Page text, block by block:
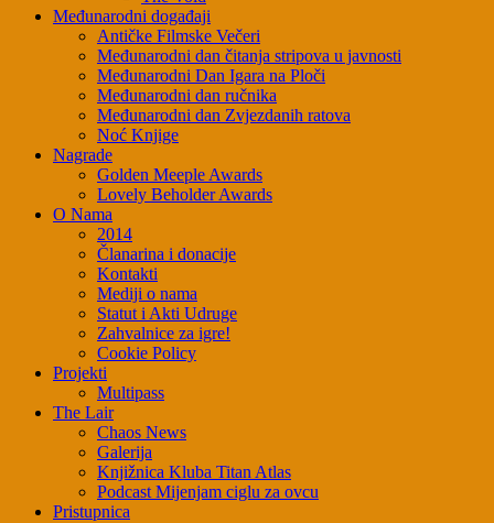
Međunarodni događaji
Antičke Filmske Večeri
Međunarodni dan čitanja stripova u javnosti
Međunarodni Dan Igara na Ploči
Međunarodni dan ručnika
Međunarodni dan Zvjezdanih ratova
Noć Knjige
Nagrade
Golden Meeple Awards
Lovely Beholder Awards
O Nama
2014
Članarina i donacije
Kontakti
Mediji o nama
Statut i Akti Udruge
Zahvalnice za igre!
Cookie Policy
Projekti
Multipass
The Lair
Chaos News
Galerija
Knjižnica Kluba Titan Atlas
Podcast Mijenjam ciglu za ovcu
Pristupnica